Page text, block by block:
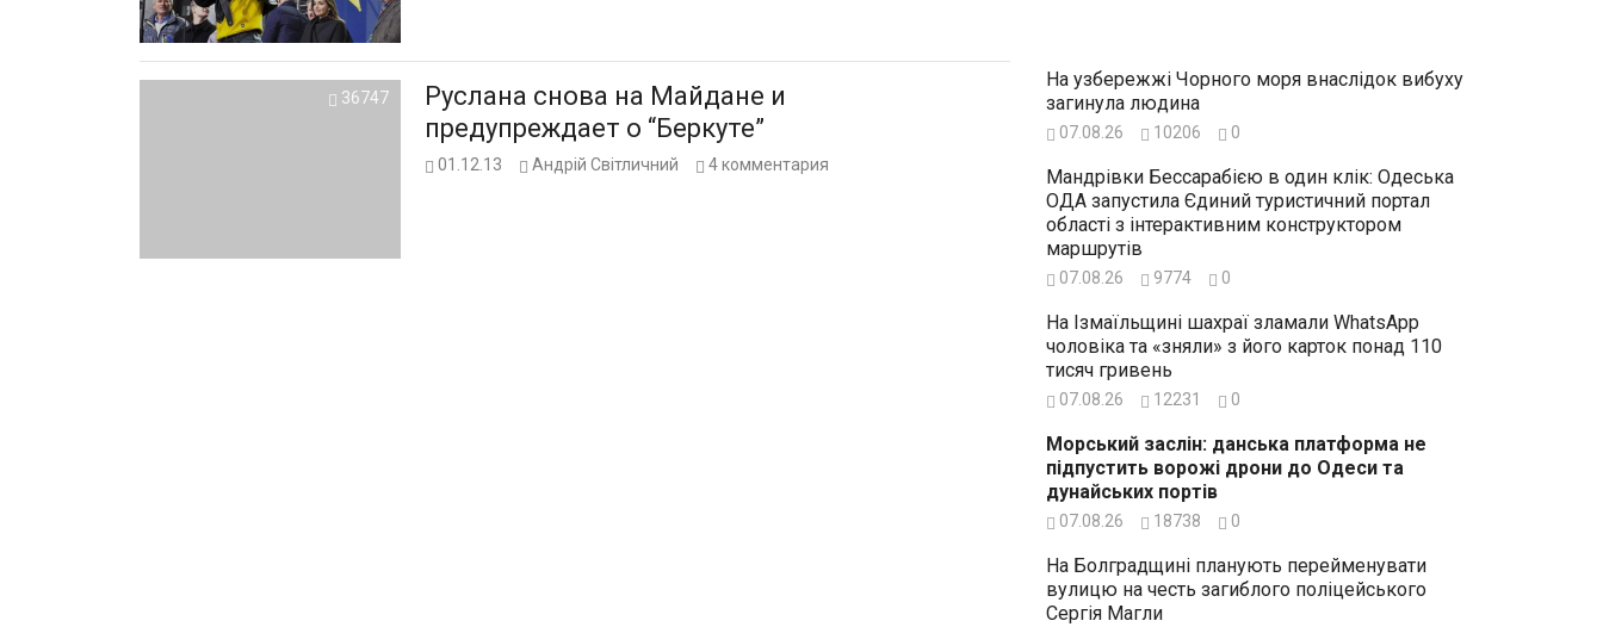
36747
Руслана снова на Майдане и
предупреждает о “Беркуте”
01.12.13 Андрій Світличний 4комментария
На узбережжі Чорного моря внаслідок вибуху
загинула людина
07.08.26 10206 0
Мандрівки Бессарабією в один клік: Одеська
ОДА запустила Єдиний туристичний портал
області з інтерактивним конструктором
маршрутів
07.08.26 9774 0
На Ізмаїльщині шахраї зламали WhatsApp
чоловіка та «зняли» з його карток понад 110
тисяч гривень
07.08.26 12231 0
Морський заслін: данська платформа не
підпустить ворожі дрони до Одеси та
дунайських портів
07.08.26 18738 0
На Болградщині планують перейменувати
вулицю на честь загиблого поліцейського
Сергія Магли